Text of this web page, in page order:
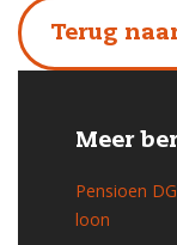
Terug
Meer
Pensioen
loon